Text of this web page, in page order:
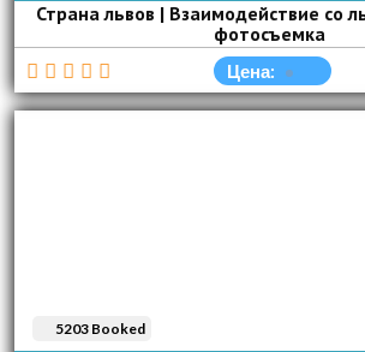
Страна львов | Взаимодействие со
фотосъемка
Цена:
5203 Booked